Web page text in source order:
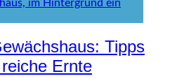
Tipps
Ernte